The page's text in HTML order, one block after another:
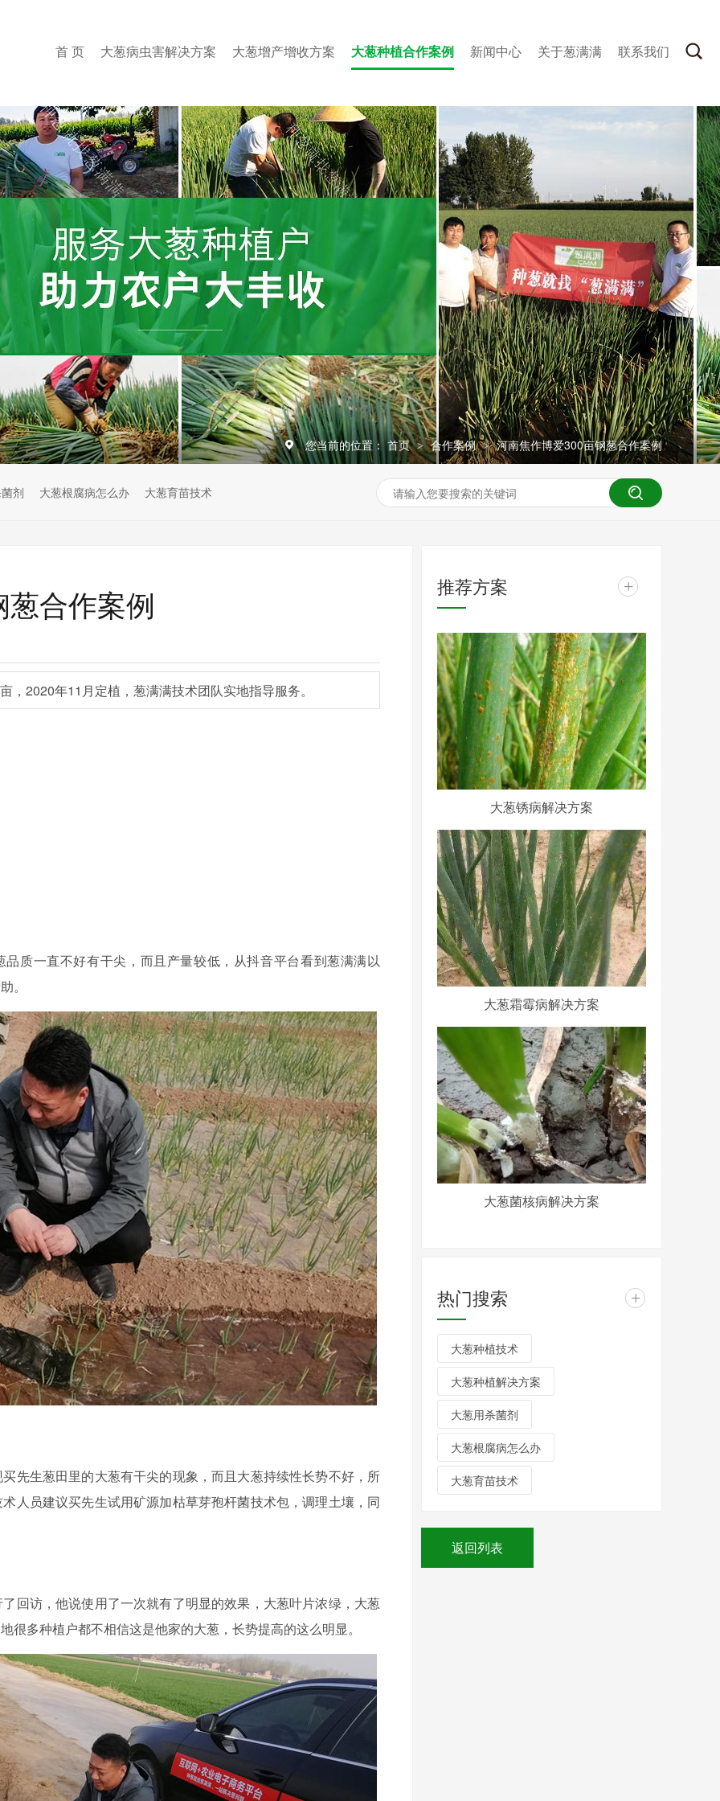
首 页 大葱病虫害解决方案 大葱增产增收方案 大葱种植合作案例 新闻中心 关于葱满满 联系我们
您当前的位置： 首页 > 合作案例 > 河南焦作博爱300亩钢葱合作案例
剂 大葱根腐病怎么办 大葱育苗技术
合作案例
，2020年11月定植，葱满满技术团队实地指导服务。
质一直不好有干尖，而且产量较低，从抖音平台看到葱满满以
。
先生葱田里的大葱有干尖的现象，而且大葱持续性长势不好，所
人员建议买先生试用矿源加枯草芽孢杆菌技术包，调理土壤，同
回访，他说使用了一次就有了明显的效果，大葱叶片浓绿，大葱
多种植户都不相信这是他家的大葱，长势提高的这么明显。
推荐方案 +
大葱锈病解决方案
大葱霜霉病解决方案
大葱菌核病解决方案
热门搜索 +
大葱种植技术
大葱种植解决方案
大葱用杀菌剂
大葱根腐病怎么办
大葱育苗技术
返回列表